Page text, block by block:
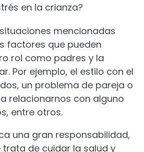
en la crianza?
mencionadas
factores que pueden
rol como padres y la
Por ejemplo, el estilo con el
un problema de pareja o
relacionarnos con alguno
entre otros.
una gran responsabilidad,
trata de cuidar la salud y